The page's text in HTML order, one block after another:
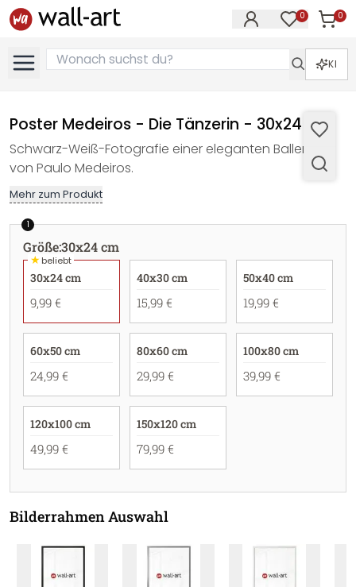
0 0
KI
Poster Medeiros - Die Tänzerin - 30x24 cm
Schwarz-Weiß-Fotografie einer eleganten Ballerina
von Paulo Medeiros.
Mehr zum Produkt
1
Größe:30x24 cm
★beliebt
30x24 cm
9,99 €
40x30 cm
15,99 €
50x40 cm
19,99 €
60x50 cm
24,99 €
80x60 cm
29,99 €
100x80 cm
39,99 €
120x100 cm
49,99 €
150x120 cm
79,99 €
Bilderrahmen Auswahl